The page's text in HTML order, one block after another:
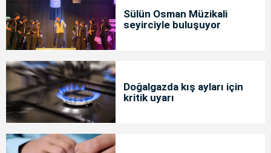
Sülün Osman Müzikali
seyirciyle buluşuyor
Doğalgazda kış ayları için
kritik uyarı